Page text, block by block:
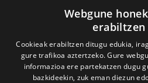
Webgune
Cookieak erabiltzen ditugu edukia,
gure trafikoa aztertzeko. Gure
informazioa ere partekatzen dugu
bazkideekin, zuk eman diezun